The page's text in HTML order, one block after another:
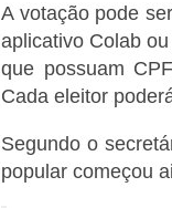
A votação pode
aplicativo Colab
que possuam
Cada eleitor
Segundo o
popular começou